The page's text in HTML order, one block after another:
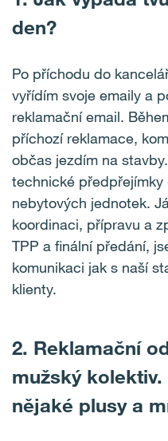
den?
Po příchodu do
vyřídím svoje emaily a
reklamační email.
příchozí reklamace,
občas jezdím na
technické předpřejímky
nebytových jednotek.
koordinaci, přípravu a
TPP a finální předání,
komunikaci jak s naší
klienty.
2. Reklamační
mužský
nějaké plusy a